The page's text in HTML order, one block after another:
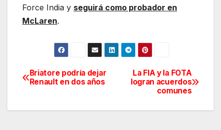
Force India y seguirá como probador en
McLaren.
Navegación
La FIA y la FOTA
logran acuerdos
comunes
Briatore podría dejar
Renault en dos años